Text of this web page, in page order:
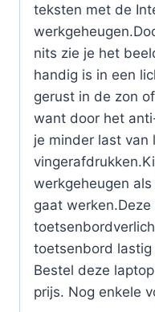
teksten met de
nits zie je het
handig is in een
gerust in de zon
want door het
je minder last van
werkgeheugen
gaat
toetsenbord
Bestel deze
prijs. Nog enkele